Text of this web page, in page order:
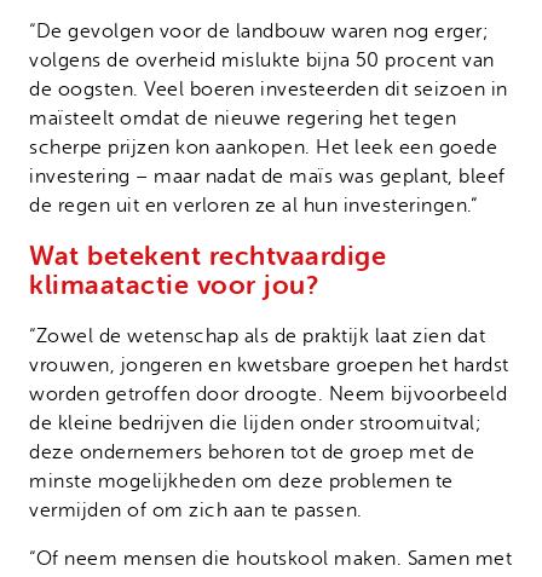
“De gevolgen voor de landbouw waren nog erger;
volgens de overheid mislukte bijna 50 procent van
de oogsten. Veel boeren investeerden dit seizoen in
maïsteelt omdat de nieuwe regering het tegen
scherpe prijzen kon aankopen. Het leek een goede
investering – maar nadat de maïs was geplant, bleef
de regen uit en verloren ze al hun investeringen.”
Wat betekent rechtvaardige
klimaatactie voor jou?
“Zowel de wetenschap als de praktijk laat zien dat
vrouwen, jongeren en kwetsbare groepen het hardst
worden getroffen door droogte. Neem bijvoorbeeld
de kleine bedrijven die lijden onder stroomuitval;
deze ondernemers behoren tot de groep met de
minste mogelijkheden om deze problemen te
vermijden of om zich aan te passen.
“Of neem mensen die houtskool maken. Samen met